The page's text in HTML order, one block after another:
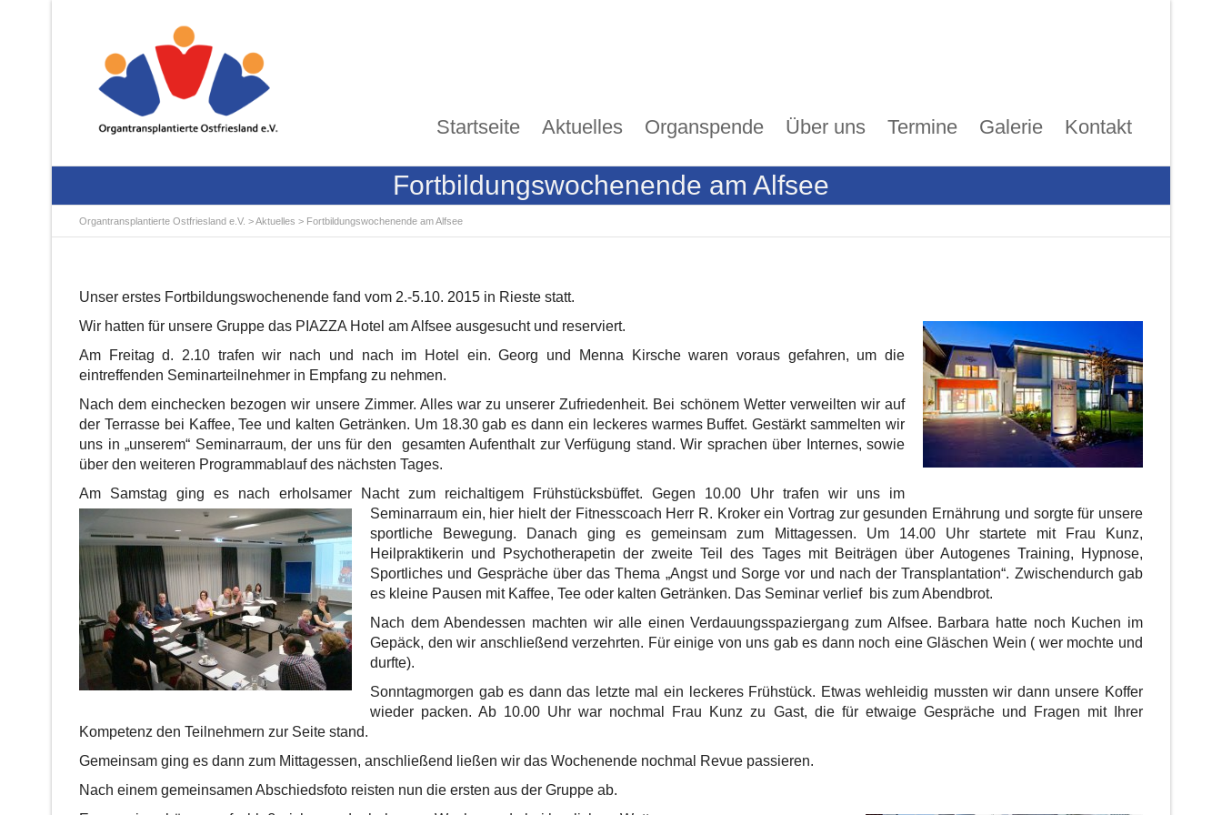
Startseite Aktuelles Organspende Über uns Termine Galerie Kontakt
Fortbildungswochenende am Alfsee
Organtransplantierte Ostfriesland e.V. >Aktuelles > Fortbildungswochenende am Alfsee
Unser erstes Fortbildungswochenende fand vom 2.-5.10. 2015 in Rieste statt.
Wir hatten für unsere Gruppe das PIAZZA Hotel am Alfsee ausgesucht und reserviert.
Am Freitag d. 2.10 trafen wir nach und nach im Hotel ein. Georg und Menna Kirsche waren voraus gefahren, um die
eintreffenden Seminarteilnehmer in Empfang zu nehmen.
Nach dem einchecken bezogen wir unsere Zimmer. Alles war zu unserer Zufriedenheit. Bei schönem Wetter verweilten wir auf
der Terrasse bei Kaffee, Tee und kalten Getränken. Um 18.30 gab es dann ein leckeres warmes Buffet. Gestärkt sammelten wir
uns in „unserem“ Seminarraum, der uns für den gesamten Aufenthalt zur Verfügung stand. Wir sprachen über Internes, sowie
über den weiteren Programmablauf des nächsten Tages.
Am Samstag ging es nach erholsamer Nacht zum reichaltigem Frühstücksbüffet. Gegen 10.00 Uhr trafen wir uns im
Seminarraum ein, hier hielt der Fitnesscoach Herr R. Kroker ein Vortrag zur gesunden Ernährung und sorgte für unsere
sportliche Bewegung. Danach ging es gemeinsam zum Mittagessen. Um 14.00 Uhr startete mit Frau Kunz,
Heilpraktikerin und Psychotherapetin der zweite Teil des Tages mit Beiträgen über Autogenes Training, Hypnose,
Sportliches und Gespräche über das Thema „Angst und Sorge vor und nach der Transplantation“. Zwischendurch gab
es kleine Pausen mit Kaffee, Tee oder kalten Getränken. Das Seminar verlief bis zum Abendbrot.
Nach dem Abendessen machten wir alle einen Verdauungsspaziergang zum Alfsee. Barbara hatte noch Kuchen im
Gepäck, den wir anschließend verzehrten. Für einige von uns gab es dann noch eine Gläschen Wein ( wer mochte und
durfte).
Sonntagmorgen gab es dann das letzte mal ein leckeres Frühstück. Etwas wehleidig mussten wir dann unsere Koffer
wieder packen. Ab 10.00 Uhr war nochmal Frau Kunz zu Gast, die für etwaige Gespräche und Fragen mit Ihrer
Kompetenz den Teilnehmern zur Seite stand.
Gemeinsam ging es dann zum Mittagessen, anschließend ließen wir das Wochenende nochmal Revue passieren.
Nach einem gemeinsamen Abschiedsfoto reisten nun die ersten aus der Gruppe ab.